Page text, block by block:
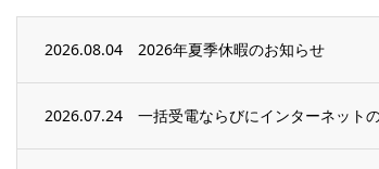
2026.08.04 2026年夏季休暇のお知らせ
2026.07.24 一括受電ならびにインターネット